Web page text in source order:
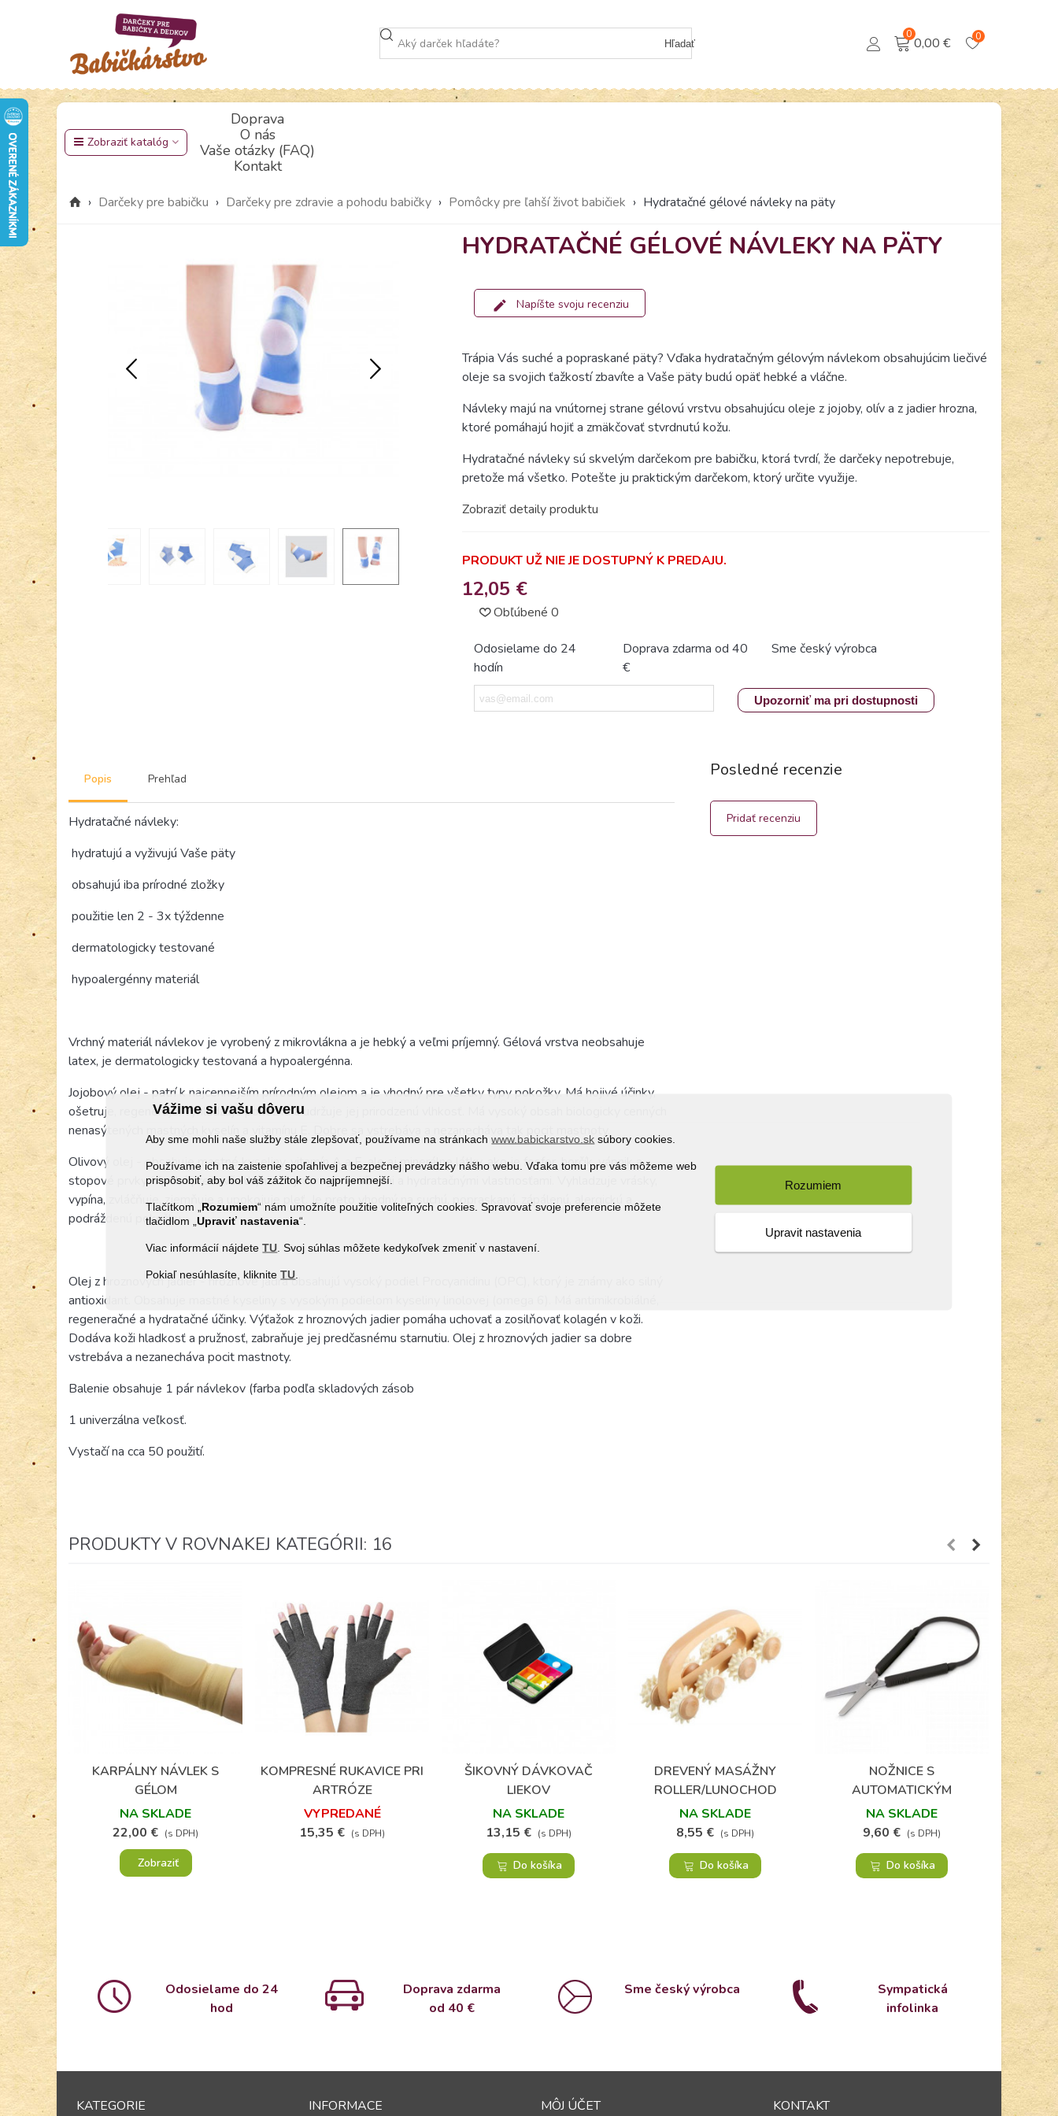
Vážime si vašu dôveru
Aby sme mohli naše služby stále zlepšovať, používame na stránkachwww.babickarstvo.sk súbory cookies.
Používame ich na zaistenie spoľahlivej a bezpečnej prevádzky nášho webu. Vďaka tomu pre vás môžeme web
prispôsobiť, aby bol váš zážitok čo najpríjemnejší.
Tlačítkom „ Rozumiem“ nám umožníte použitie voliteľných cookies. Spravovať svoje preferencie môžete
tlačidlom „Upraviť nastavenia“.
Viac informácií nájdete TU . Svoj súhlas môžete kedykoľvek zmeniť v nastavení.
Pokiaľ nesúhlasíte, klikniteTU
Rozumiem
Upravit nastavenia
Hľadať
0
0,00 € 0
Zobraziť katalóg
Doprava
O nás
Vaše otázky (FAQ)
Kontakt
› Darčeky pre babičku › Darčeky pre zdravie a pohodu babičky › Pomôcky pre ľahší život babičiek › Hydratačné gélové návleky na päty
HYDRATAČNÉ GÉLOVÉ NÁVLEKY NA PÄTY
Napíšte svoju recenziu
Trápia Vás suché a popraskané päty? Vďaka hydratačným gélovým návlekom obsahujúcim liečivé
oleje sa svojich ťažkostí zbavíte a Vaše päty budú opäť hebké a vláčne.
Návleky majú na vnútornej strane gélovú vrstvu obsahujúcu oleje z jojoby, olív a z jadier hrozna,
ktoré pomáhajú hojiť a zmäkčovať stvrdnutú kožu.
Hydratačné návleky sú skvelým darčekom pre babičku, ktorá tvrdí, že darčeky nepotrebuje,
pretože má všetko. Potešte ju praktickým darčekom, ktorý určite využije.
Zobraziť detaily produktu
PRODUKT UŽ NIE JE DOSTUPNÝ K PREDAJU.
12,05 €
Obľúbené 0
Odosielame do 24
hodín
Doprava zdarma od 40
€
Sme český výrobca
Upozorniť ma pri dostupnosti
Popis Prehľad
Hydratačné návleky:
hydratujú a vyživujú Vaše päty
obsahujú iba prírodné zložky
použitie len 2 - 3x týždenne
dermatologicky testované
hypoalergénny materiál
Vrchný materiál návlekov je vyrobený z mikrovlákna a je hebký a veľmi príjemný. Gélová vrstva neobsahuje
latex, je dermatologicky testovaná a hypoalergénna.
Jojobový olej - patrí k najcennejším prírodným olejom a je vhodný pre všetky typy pokožky. Má hojivé účinky,
ošetruje, regeneruje, vyhladzuje pokožku a udržuje jej prirodzenú vlhkosť. Má vysoký obsah biologicky cenných
nenasýtených mastných kyselín a vitamínu E. Dobre sa vstrebáva a nezanecháva tak pocit mastnoty.
Olivový olej - obsahuje mastné kyseliny, vitamín A a E, ale aj minerálne látky, ako je fosfor, horčík, vápnik a
stopové prvky. Vyniká predovšetkým svojimi regeneračnými a hydratačnými vlastnosťami. Vyhladzuje vrásky,
vypína, zvláčňuje, zjemňuje a upokojuje pleť. Je preto vhodný na suchú, popraskanú, zápálenú, alergickú a
podráždenú pokožku.
Olej z hroznových jadier - hroznové jadrá obsahujú vysoký podiel Procyanidinu (OPC), ktorý je známy ako silný
antioxidant. Obsahuje mastné kyseliny s vysokým podielom kyseliny linolovej (omega 6). Má antimikrobiálné,
regeneračné a hydratačné účinky. Výťažok z hroznových jadier pomáha uchovať a zosilňovať kolagén v koži.
Dodáva koži hladkosť a pružnosť, zabraňuje jej predčasnému starnutiu. Olej z hroznových jadier sa dobre
vstrebáva a nezanecháva pocit mastnoty.
Balenie obsahuje 1 pár návlekov (farba podľa skladových zásob
1 univerzálna veľkosť.
Vystačí na cca 50 použití.
Posledné recenzie
Pridať recenziu
PRODUKTY V ROVNAKEJ KATEGÓRII: 16
Obľúbené
KARPÁLNY NÁVLEK S
GÉLOM
NA SKLADE
22,00 € (s DPH)
Zobraziť
Obľúbené
KOMPRESNÉ RUKAVICE PRI
ARTRÓZE
VYPREDANÉ
15,35 € (s DPH)
Obľúbené
ŠIKOVNÝ DÁVKOVAČ
LIEKOV
NA SKLADE
13,15 € (s DPH)
Do košíka
Obľúbené
DREVENÝ MASÁŽNY
ROLLER/LUNOCHOD
NA SKLADE
8,55 € (s DPH)
Do košíka
Obľúbené
NOŽNICE S
AUTOMATICKÝM
OTVÁRANÍM
NA SKLADE
9,60 € (s DPH)
Do košíka
Odosielame do 24
hod
Doprava zdarma
od 40 €
Sme český výrobca
Sympatická
infolinka
KATEGORIE INFORMACE MÔJ ÚČET KONTAKT